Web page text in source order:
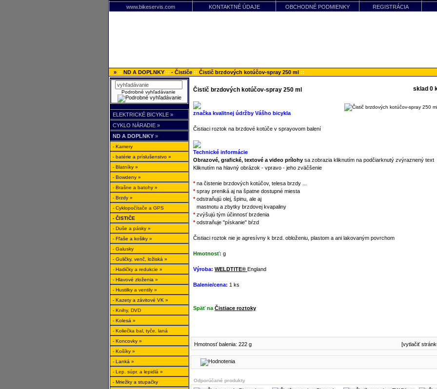
www.bikeservis.com KONTAKTNÉ ÚDAJE OBCHODNÉ PODMIENKY REGISTRÁCIA
» :: ND A DOPLNKY :: - Čističe :: Čistič brzdových kotúčov-spray 250 ml ::
Podrobné vyhľadávanie
ELEKTRICKÉ BICYKLE »
CYKLO NÁRADIE »
ND A DOPLNKY »
- Kamery
- batérie a príslušenstvo »
- Blatníky »
- Bowdeny »
- Brašne a batohy »
- Brzdy »
- Cyklopočítače a GPS
- ČISTIČE
- Duše a pásky »
- Fľaše a košiky »
- Galusky
- Guličky, venč, ložiská »
- Hadičky a redukcie »
- Hlavové zloženia »
- Hustilky a ventily »
- Kazety a závitové VK »
- Knihy, DVD
- Kolesá »
- Koliečka bal, tyče, laná
- Koncovky »
- Košíky »
- Lanká »
- Lep. súpr. a lepidlá »
- Mriežky a stupačky
Čistič brzdových kotúčov-spray 250 ml sklad 0
značka kvalitnej údržby Vášho bicykla
Čistiaci roztok na brzdové kotúče v sprayovom balení
Technické informácie
Obrazové, grafické, textové a video prílohy sa zobrazia kliknutím na podčiarknutý zvýraznený text
Kliknutím na hlavný obrázok - vpravo - jeho zväčšenie
*na čistenie brzdových kotúčov, telesa brzdy ...
*spray preniká aj na špatne dostupné miesta
*odstraňujú olej, špinu, ale aj
mastnotu a zbytky brzdovej kvapaliny
*zvýšujú tým účinnosť brzdenia
*odstraňuje "pískanie" bŕzd
Čistiaci roztok nie je agresívny k brzd. obloženiu, plastom a ani lakovaným povrchom
Hmotnosť: g
Výroba: WELDTITE® England
Balenie/cena: 1 ks
Späť na Čistiace roztoky
Hmotnosť balenia: 222 g [vytlačiť
Odporúčané produkty